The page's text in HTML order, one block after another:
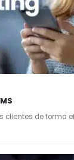
clientes de forma